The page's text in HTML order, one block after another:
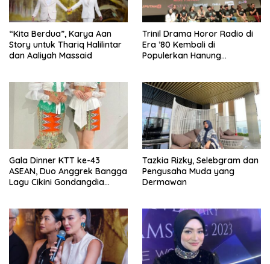
“Kita Berdua”, Karya Aan
Story untuk Thariq Halilintar
dan Aaliyah Massaid
­Trinil Drama Horor Radio di
Era ’80 Kembali di
Populerkan Hanung
Gala Dinner KTT ke-43
ASEAN, Duo Anggrek Bangga
Lagu Cikini Gondangdia
Tazkia Rizky, Selebgram dan
Pengusaha Muda yang
Dermawan